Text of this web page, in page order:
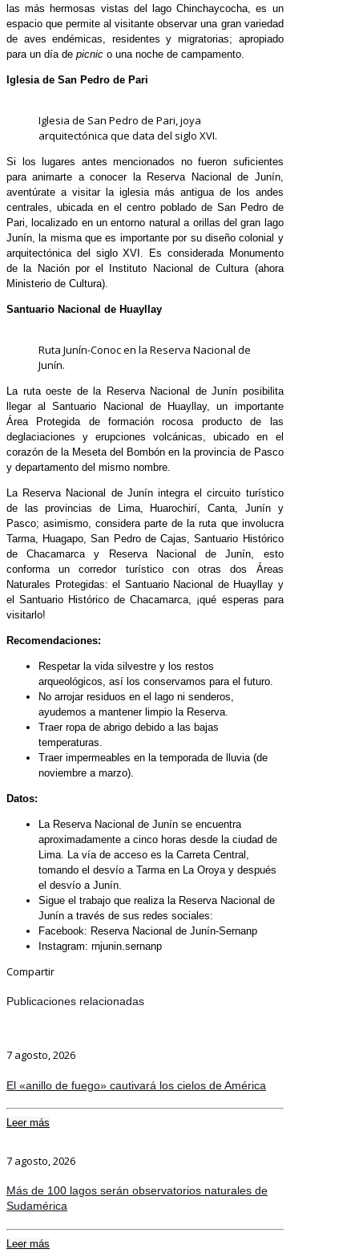
las más hermosas vistas del lago Chinchaycocha, es un
espacio que permite al visitante observar una gran variedad
de aves endémicas, residentes y migratorias; apropiado
para un día de picnic o una noche de campamento.
Iglesia de San Pedro de Pari
Iglesia de San Pedro de Pari, joya
arquitectónica que data del siglo XVI.
Si los lugares antes mencionados no fueron suficientes
para animarte a conocer la Reserva Nacional de Junín,
aventúrate a visitar la iglesia más antigua de los andes
centrales, ubicada en el centro poblado de San Pedro de
Pari, localizado en un entorno natural a orillas del gran lago
Junín, la misma que es importante por su diseño colonial y
arquitectónica del siglo XVI. Es considerada Monumento
de la Nación por el Instituto Nacional de Cultura (ahora
Ministerio de Cultura).
Santuario Nacional de Huayllay
Ruta Junín-Conoc en la Reserva Nacional de
Junín.
La ruta oeste de la Reserva Nacional de Junín posibilita
llegar al Santuario Nacional de Huayllay, un importante
Área Protegida de formación rocosa producto de las
deglaciaciones y erupciones volcánicas, ubicado en el
corazón de la Meseta del Bombón en la provincia de Pasco
y departamento del mismo nombre.
La Reserva Nacional de Junín integra el circuito turístico
de las provincias de Lima, Huarochirí, Canta, Junín y
Pasco; asimismo, considera parte de la ruta que involucra
Tarma, Huagapo, San Pedro de Cajas, Santuario Histórico
de Chacamarca y Reserva Nacional de Junín, esto
conforma un corredor turístico con otras dos Áreas
Naturales Protegidas: el Santuario Nacional de Huayllay y
el Santuario Histórico de Chacamarca, ¡qué esperas para
visitarlo!
Recomendaciones:
Respetar la vida silvestre y los restos
arqueológicos, así los conservamos para el futuro.
No arrojar residuos en el lago ni senderos,
ayudemos a mantener limpio la Reserva.
Traer ropa de abrigo debido a las bajas
temperaturas.
Traer impermeables en la temporada de lluvia (de
noviembre a marzo).
Datos:
La Reserva Nacional de Junín se encuentra
aproximadamente a cinco horas desde la ciudad de
Lima. La vía de acceso es la Carreta Central,
tomando el desvío a Tarma en La Oroya y después
el desvío a Junín.
Sigue el trabajo que realiza la Reserva Nacional de
Junín a través de sus redes sociales:
Facebook: Reserva Nacional de Junín-Sernanp
Instagram: rnjunin.sernanp
Compartir
Publicaciones relacionadas
7 agosto, 2026
El «anillo de fuego» cautivará los cielos de América
Leer más
7 agosto, 2026
Más de 100 lagos serán observatorios naturales de
Sudamérica
Leer más